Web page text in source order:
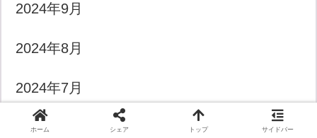
2024年9月
2024年8月
2024年7月
2024年4月
ホーム シェア トップ サイドバー